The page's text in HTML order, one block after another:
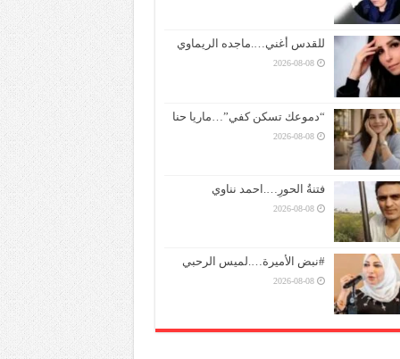
للقدس أغني….ماجده الريماوي
2026-08-08
“دموعك تسكن كفي”…ماريا حنا
2026-08-08
فتنةُ الحورِ….احمد نناوي
2026-08-08
#نبض الأميرة….لميس الرحبي
2026-08-08